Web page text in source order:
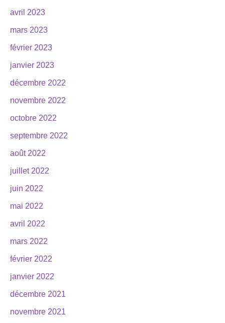
avril 2023
mars 2023
février 2023
janvier 2023
décembre 2022
novembre 2022
octobre 2022
septembre 2022
août 2022
juillet 2022
juin 2022
mai 2022
avril 2022
mars 2022
février 2022
janvier 2022
décembre 2021
novembre 2021